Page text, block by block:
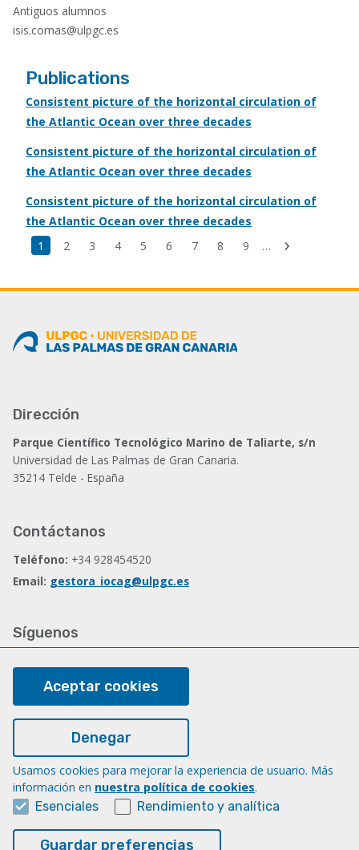
Antiguos alumnos
isis.comas@ulpgc.es
Publications
Consistent picture of the horizontal circulation of
the Atlantic Ocean over three decades
Consistent picture of the horizontal circulation of
the Atlantic Ocean over three decades
Consistent picture of the horizontal circulation of
the Atlantic Ocean over three decades
Página
1 Page
2 Page
3 Page
4 Page
5 Page
6 Page
7 Page
8 Page
9 …
Dirección
Parque Científico Tecnológico Marino de Taliarte, s/n
Universidad de Las Palmas de Gran Canaria.
35214 Telde - España
Contáctanos
Teléfono: +34 928454520
Email: gestora_iocag@ulpgc.es
Síguenos
Legal
Nota legal
Cookies
Accesibilidad
Portal de transparencia
Aceptar cookies
Denegar
Usamos cookies para mejorar la experiencia de usuario. Más
información en nuestra política de cookies.
Esenciales
Rendimiento y analítica
Guardar preferencias